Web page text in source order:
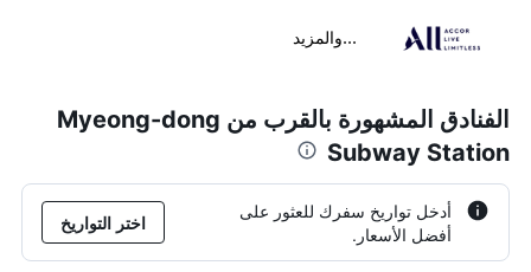
...والمزيد
الفنادق المشهورة بالقرب من Myeong-dong
Subway Station
أدخل تواريخ سفرك للعثور على
أفضل الأسعار.
اختر التواريخ